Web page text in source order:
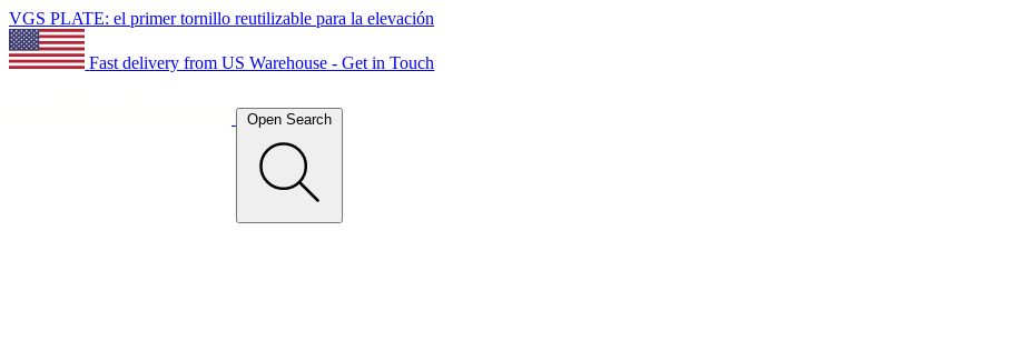
VGS PLATE: el primer tornillo reutilizable para la elevación
Fast delivery from US Warehouse - Get in Touch
Open Search